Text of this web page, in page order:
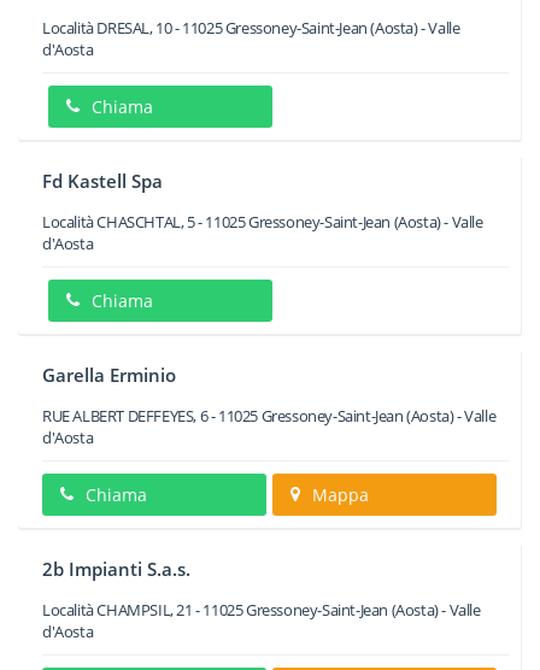
Località DRESAL, 10-11025Gressoney-Saint-Jean(Aosta) -Valle
d'Aosta
Chiama
Fd Kastell Spa
Località CHASCHTAL, 5-11025Gressoney-Saint-Jean (Aosta) -Valle
d'Aosta
Chiama
Garella Erminio
RUE ALBERT DEFFEYES, 6-11025Gressoney-Saint-Jean(Aosta) -Valle
d'Aosta
Chiama Mappa
2b Impianti S.a.s.
Località CHAMPSIL, 21 -11025Gressoney-Saint-Jean (Aosta) -Valle
d'Aosta